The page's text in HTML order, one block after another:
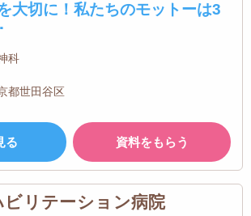
大切に！私たちのモットーは3
科
都世田谷区
る 資料をもらう
ビリテーション病院